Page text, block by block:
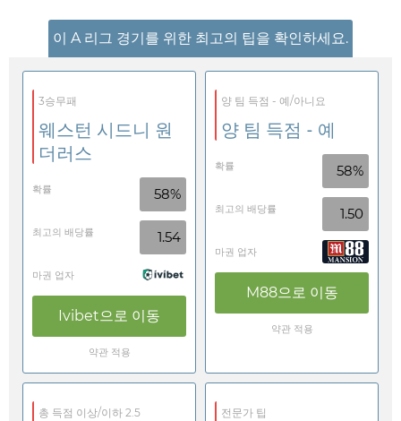
이 A 리그 경기를 위한 최고의 팁을 확인하세요.
3승무패
웨스턴 시드니 원
더러스
확률 58%
최고의 배당률 1.54
마권 업자
Ivibet으로 이동
약관 적용
양 팀 득점 - 예/아니요
양 팀 득점 - 예
확률 58%
최고의 배당률 1.50
마권 업자
M88으로 이동
약관 적용
총 득점 이상/이하 2.5 전문가 팁